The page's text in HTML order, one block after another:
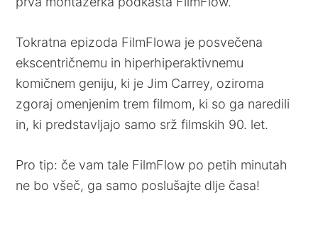
Tokratna epizoda FilmFlowa je posvečena
ekscentričnemu in hiperhiperaktivnemu
komičnem geniju, ki je Jim Carrey, oziroma
zgoraj omenjenim trem filmom, ki so ga naredili
in, ki predstavljajo samo srž filmskih 90. let.
Pro tip: če vam tale FilmFlow po petih minutah
ne bo všeč, ga samo poslušajte dlje časa!